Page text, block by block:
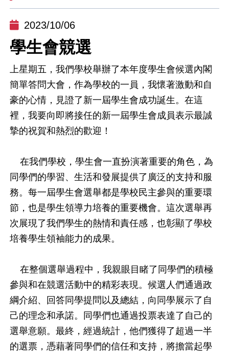
2023/10/06
學生會競選
上星期五，我們學校舉辦了本年度學生會候選內閣
簡單答問大會，作為學校的一員，我懷著激動和自
豪的心情，見證了新一屆學生會成功誕生。在這
裡，我要向即將接任的新一屆學生會成員表示最誠
摯的祝賀和熱烈的歡迎！
在我們學校，學生會一直扮演著重要的角色，為
同學們的學習、生活和發展提供了廣泛的支持和服
務。每一屆學生會選舉都是學校民主參與的重要環
節，也是學生領導力培養的重要機會。這次選舉再
次展現了我們學生的熱情和責任感，也彰顯了學校
培養學生領袖能力的成果。
在整個選舉過程中，我親眼目睹了同學們的積極
參與和在競選活動中的精彩表現。候選人們通過政
綱介紹、回答同學提問以及總結，向同學展示了自
己的理念和承諾。同學們也通過投票表達了自己的
選舉意願。最終，經過統計，他們獲得了超過一半
的選票，憑藉著同學們的信任和支持，將擔當起學